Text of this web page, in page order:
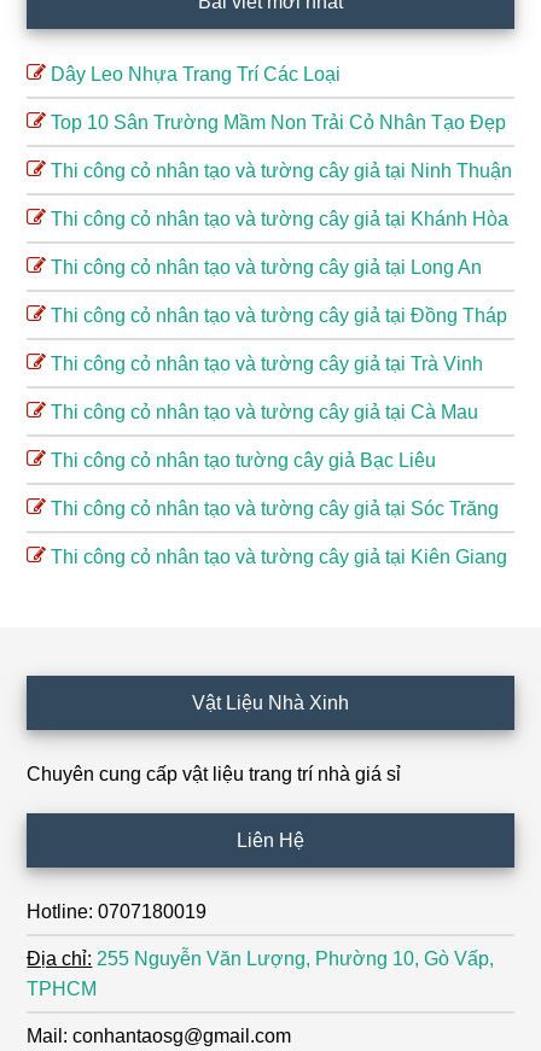
Dây Leo Nhựa Trang Trí Các Loại
Top 10 Sân Trường Mầm Non Trải Cỏ Nhân Tạo Đẹp
Thi công cỏ nhân tạo và tường cây giả tại Ninh Thuận
Thi công cỏ nhân tạo và tường cây giả tại Khánh Hòa
Thi công cỏ nhân tạo và tường cây giả tại Long An
Thi công cỏ nhân tạo và tường cây giả tại Đồng Tháp
Thi công cỏ nhân tạo và tường cây giả tại Trà Vinh
Thi công cỏ nhân tạo và tường cây giả tại Cà Mau
Thi công cỏ nhân tạo tường cây giả Bạc Liêu
Thi công cỏ nhân tạo và tường cây giả tại Sóc Trăng
Thi công cỏ nhân tạo và tường cây giả tại Kiên Giang
Vật Liệu Nhà Xinh
Chuyên cung cấp vật liệu trang trí nhà giá sỉ
Liên Hệ
Hotline: 0707180019
Địa chỉ: 255 Nguyễn Văn Lượng, Phường 10, Gò Vấp,
TPHCM
Mail: conhantaosg@gmail.com